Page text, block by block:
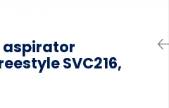
aspirator
SVC216,